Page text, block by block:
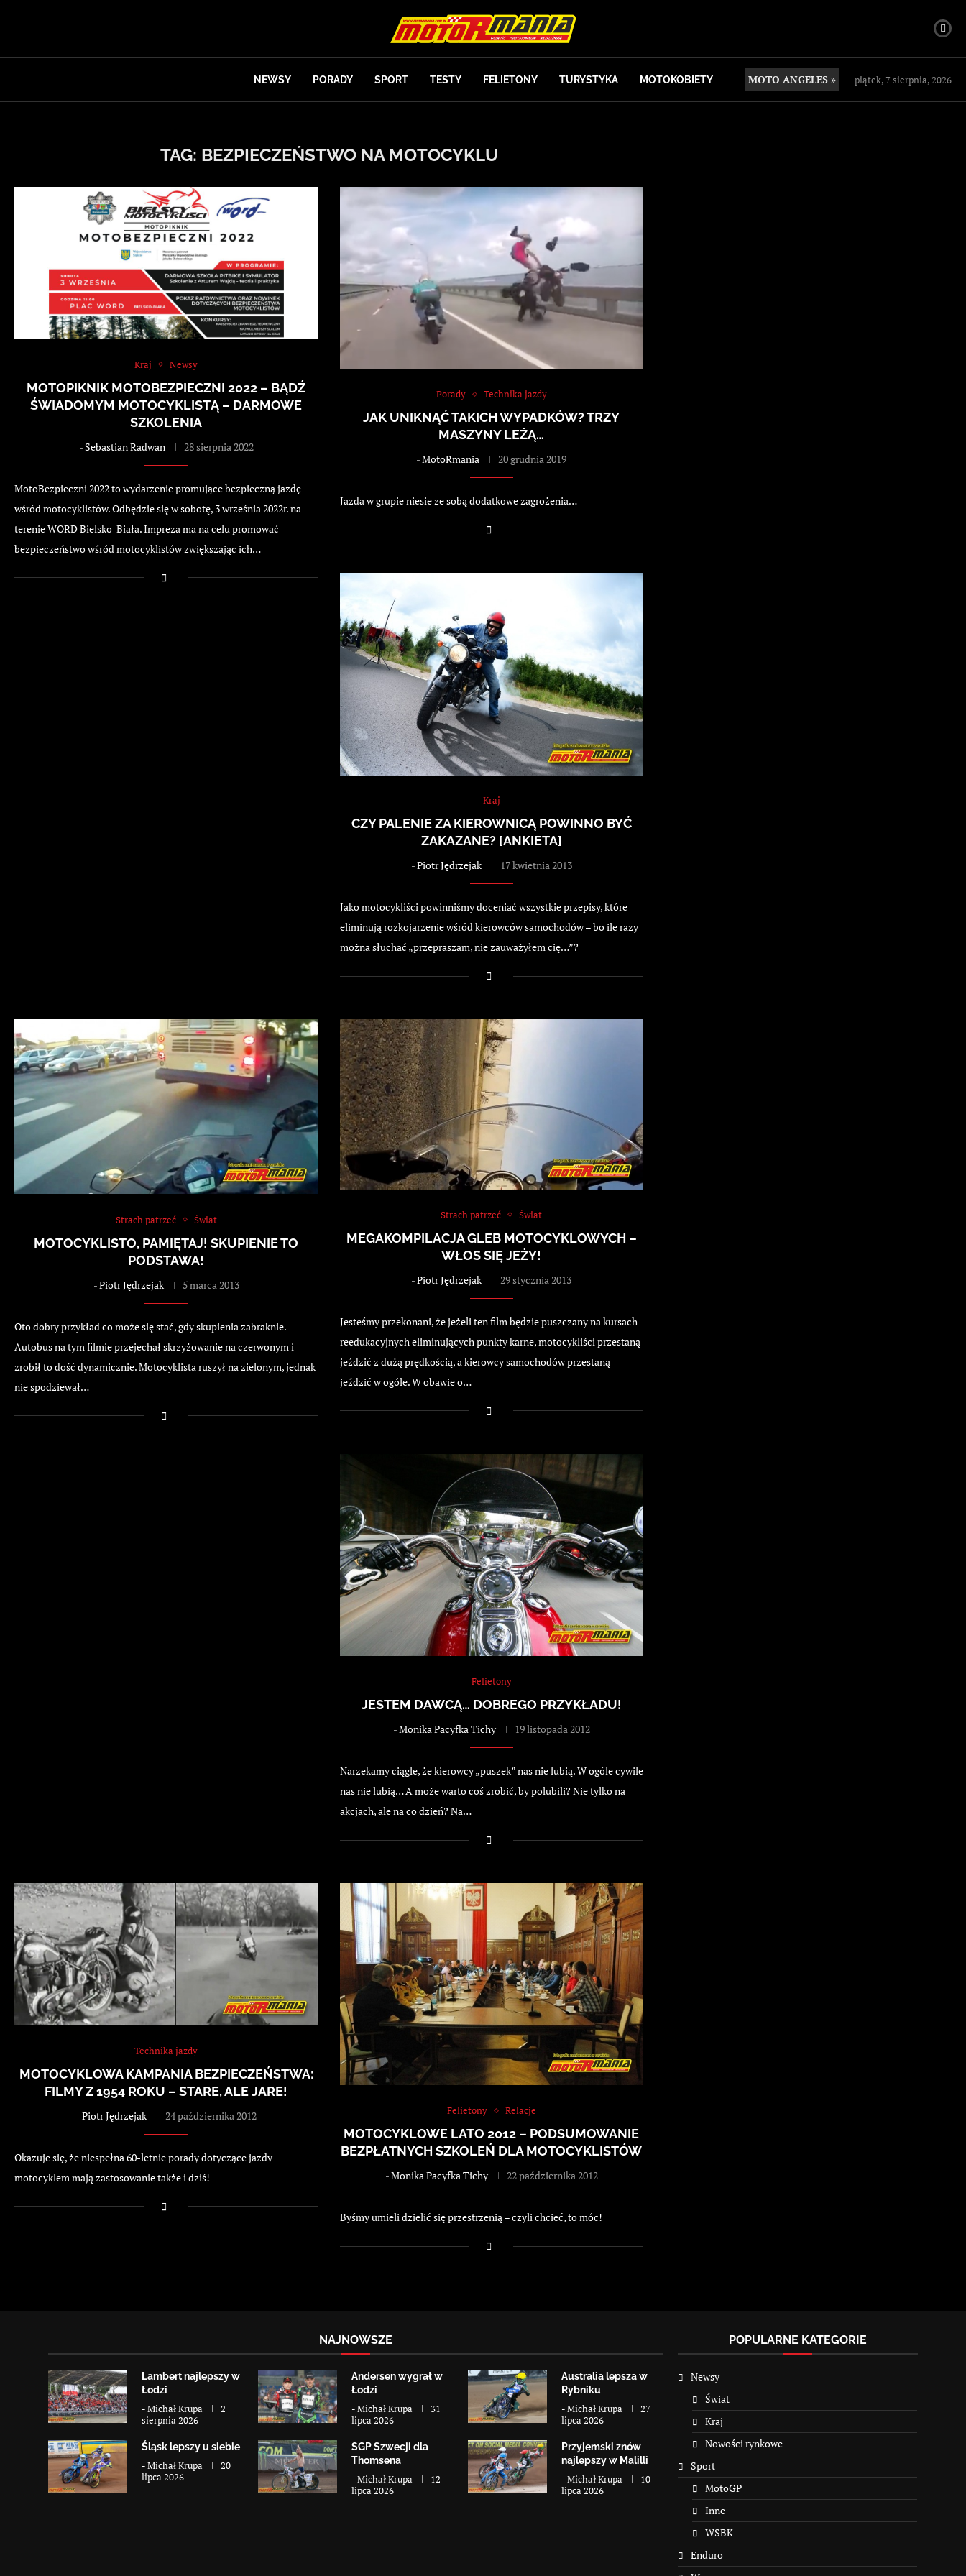
NEWSY PORADY SPORT TESTY FELIETONY TURYSTYKA MOTOKOBIETY MOTO ANGELES » piątek, 7 sierpnia, 2026
TAG: BEZPIECZEŃSTWO NA MOTOCYKLU
Kraj Newsy
MOTOPIKNIK MOTOBEZPIECZNI 2022 – BĄDŹ
ŚWIADOMYM MOTOCYKLISTĄ – DARMOWE
SZKOLENIA
-Sebastian Radwan 28 sierpnia 2022
MotoBezpieczni 2022 to wydarzenie promujące bezpieczną jazdę
wśród motocyklistów. Odbędzie się w sobotę, 3 września 2022r. na
terenie WORD Bielsko-Biała. Impreza ma na celu promować
bezpieczeństwo wśród motocyklistów zwiększając ich…
Porady Technika jazdy
JAK UNIKNĄĆ TAKICH WYPADKÓW? TRZY
MASZYNY LEŻĄ…
-MotoRmania 20 grudnia 2019
Jazda w grupie niesie ze sobą dodatkowe zagrożenia…
Kraj
CZY PALENIE ZA KIEROWNICĄ POWINNO BYĆ
ZAKAZANE? [ANKIETA]
-Piotr Jędrzejak 17 kwietnia 2013
Jako motocykliści powinniśmy doceniać wszystkie przepisy, które
eliminują rozkojarzenie wśród kierowców samochodów – bo ile razy
można słuchać „przepraszam, nie zauważyłem cię…”?
Strach patrzeć Świat
MOTOCYKLISTO, PAMIĘTAJ! SKUPIENIE TO
PODSTAWA!
-Piotr Jędrzejak 5 marca 2013
Oto dobry przykład co może się stać, gdy skupienia zabraknie.
Autobus na tym filmie przejechał skrzyżowanie na czerwonym i
zrobił to dość dynamicznie. Motocyklista ruszył na zielonym, jednak
nie spodziewał…
Strach patrzeć Świat
MEGAKOMPILACJA GLEB MOTOCYKLOWYCH –
WŁOS SIĘ JEŻY!
-Piotr Jędrzejak 29 stycznia 2013
Jesteśmy przekonani, że jeżeli ten film będzie puszczany na kursach
reedukacyjnych eliminujących punkty karne, motocykliści przestaną
jeździć z dużą prędkością, a kierowcy samochodów przestaną
jeździć w ogóle. W obawie o…
Felietony
JESTEM DAWCĄ… DOBREGO PRZYKŁADU!
-Monika Pacyfka Tichy 19 listopada 2012
Narzekamy ciągle, że kierowcy „puszek” nas nie lubią. W ogóle cywile
nas nie lubią… A może warto coś zrobić, by polubili? Nie tylko na
akcjach, ale na co dzień? Na…
Technika jazdy
MOTOCYKLOWA KAMPANIA BEZPIECZEŃSTWA:
FILMY Z 1954 ROKU – STARE, ALE JARE!
-Piotr Jędrzejak 24 października 2012
Okazuje się, że niespełna 60-letnie porady dotyczące jazdy
motocyklem mają zastosowanie także i dziś!
Felietony Relacje
MOTOCYKLOWE LATO 2012 – PODSUMOWANIE
BEZPŁATNYCH SZKOLEŃ DLA MOTOCYKLISTÓW
-Monika Pacyfka Tichy 22 października 2012
Byśmy umieli dzielić się przestrzenią – czyli chcieć, to móc!
NAJNOWSZE
Lambert najlepszy w
Łodzi
-Michał Krupa
2
sierpnia 2026
Andersen wygrał w
Łodzi
-Michał Krupa
31
lipca 2026
Australia lepsza w
Rybniku
-Michał Krupa
27
lipca 2026
Śląsk lepszy u siebie
-Michał Krupa
20
lipca 2026
SGP Szwecji dla
Thomsena
-Michał Krupa
12
lipca 2026
Przyjemski znów
najlepszy w Malilli
-Michał Krupa
10
lipca 2026
POPULARNE KATEGORIE
Newsy
Świat
Kraj
Nowości rynkowe
Sport
MotoGP
Inne
WSBK
Enduro